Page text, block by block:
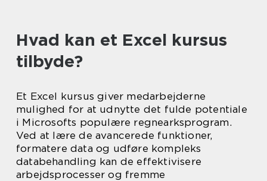
Hvad kan et Excel kursus
tilbyde?
Et Excel kursus giver medarbejderne
mulighed for at udnytte det fulde potentiale
i Microsofts populære regnearksprogram.
Ved at lære de avancerede funktioner,
formatere data og udføre kompleks
databehandling kan de effektivisere
arbejdsprocesser og fremme